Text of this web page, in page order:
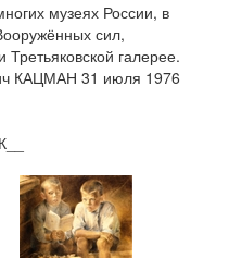
музеях России, в
сил,
галерее.
КАЦМАН 31 июля 1976